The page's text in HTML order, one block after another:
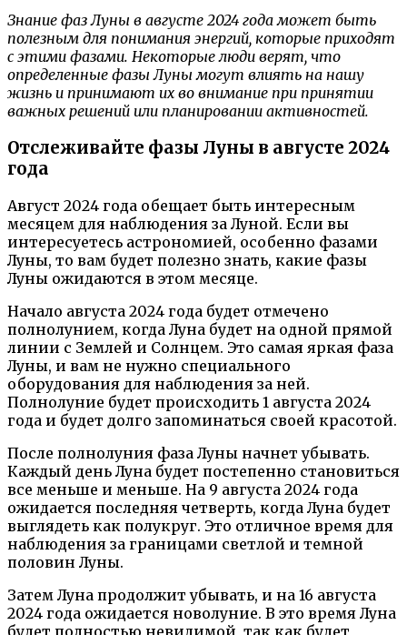
Знание фаз Луны в августе 2024 года может быть
полезным для понимания энергий, которые приходят
с этими фазами. Некоторые люди верят, что
определенные фазы Луны могут влиять на нашу
жизнь и принимают их во внимание при принятии
важных решений или планировании активностей.
Отслеживайте фазы Луны в августе 2024
года
Август 2024 года обещает быть интересным
месяцем для наблюдения за Луной. Если вы
интересуетесь астрономией, особенно фазами
Луны, то вам будет полезно знать, какие фазы
Луны ожидаются в этом месяце.
Начало августа 2024 года будет отмечено
полнолунием, когда Луна будет на одной прямой
линии с Землей и Солнцем. Это самая яркая фаза
Луны, и вам не нужно специального
оборудования для наблюдения за ней.
Полнолуние будет происходить 1 августа 2024
года и будет долго запоминаться своей красотой.
После полнолуния фаза Луны начнет убывать.
Каждый день Луна будет постепенно становиться
все меньше и меньше. На 9 августа 2024 года
ожидается последняя четверть, когда Луна будет
выглядеть как полукруг. Это отличное время для
наблюдения за границами светлой и темной
половин Луны.
Затем Луна продолжит убывать, и на 16 августа
2024 года ожидается новолуние. В это время Луна
будет полностью невидимой, так как будет